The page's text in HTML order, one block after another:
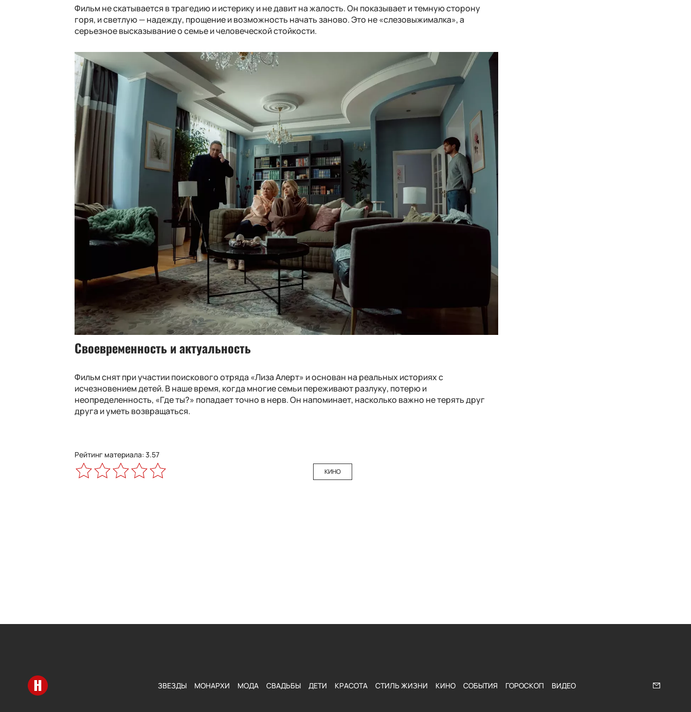
Фильм не скатывается в трагедию и истерику и не давит на жалость. Он показывает и темную сторону
горя, и светлую — надежду, прощение и возможность начать заново. Это не «слезовыжималка», а
серьезное высказывание о семье и человеческой стойкости.
Своевременность и актуальность
Фильм снят при участии поискового отряда «Лиза Алерт» и основан на реальных историях с
исчезновением детей. В наше время, когда многие семьи переживают разлуку, потерю и
неопределенность, «Где ты?» попадает точно в нерв. Он напоминает, насколько важно не терять друг
друга и уметь возвращаться.
Рейтинг материала: 3.57
КИНО
Перейти на главную ЗВЕЗДЫ МОНАРХИ МОДА СВАДЬБЫ ДЕТИ КРАСОТА СТИЛЬ ЖИЗНИ КИНО СОБЫТИЯ ГОРОСКОП ВИДЕО